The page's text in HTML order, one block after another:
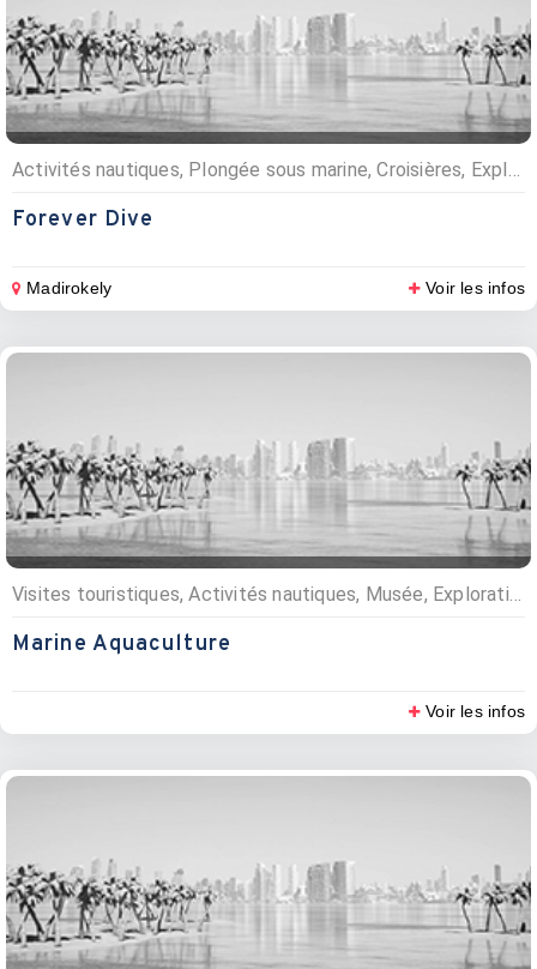
Activités nautiques, Plongée sous marine, Croisières, Exploration faune et flore
Forever Dive
Madirokely Voir les infos
Marine Aquaculture
Voir les infos